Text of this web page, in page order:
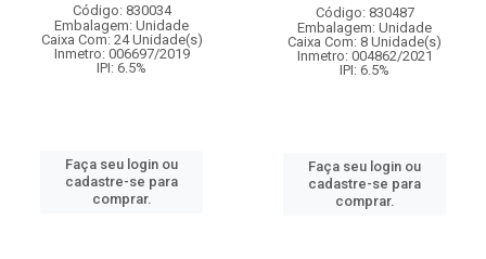
Código: 830034
Embalagem: Unidade
Caixa Com: 24 Unidade(s)
Inmetro: 006697/2019
IPI: 6.5%
Faça seu login ou
cadastre-se para
comprar.
Código: 830487
Embalagem: Unidade
Caixa Com: 8 Unidade(s)
Inmetro: 004862/2021
IPI: 6.5%
Faça seu login ou
cadastre-se para
comprar.